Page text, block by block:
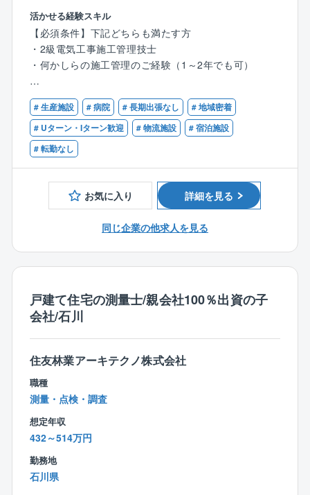
施主がJR中心で工期にゆとりがあり、残業を減らす事
ができています。
・残業は月30h程
・ほとんどの現場で4週8休を実現（休日出勤した際
は、振替休日の取得を制度化）
・GW、お盆、年末年始は工事中止期間となり有休使用
により長期休暇を取得可能。（JR工事）
■大鉄工業（株）について
1943年設立で、JR西日本グループの工事会社として、
一貫して鉄道を中心とした公共インフラの整備を担っ
現在は、ＪＲ西日本グループ最大の総合建設業という
創業以来、黒字経営を継続し、自己資本比率は７０％
を超えます。
自社の中に、新設現場だけでなくメンテナンス現場も
扱っているのは他ゼネコンと比べ特徴的であり、且つ
今後の建設業として強みとなります。
■組織構成について
・土木部門には現在約500名の社員が在籍
・現在、120名程度のキャリア採用の方が様々な工事で
活躍しています
・配属組織は、大きく分けて新設部門とメンテナンス
部門の2部門に分かれる
・配属先は、応募者様のキャリアや事情を考慮して決
事です。
【具体的には】
電気工事の施工管理業務をお任せします。
・施工会社とのお打ち合わせ
・見積もり作成
・管理資料の作成
・協力会社の管理
・社内での人員配置
・実行予算の作成など
〈対象工事〉
工場や病院、商業施設などの
・配電線工事
・屋内外配線工事
電力会社からご依頼いただく各種工事をはじめ、一般
住宅向け内線工事や通信工事まで広く対応しているた
め、今後も安定した受注数が見込めます。
■工期
・2～3ヶ月のものもあれば半年～1年の案件もありま
す。
■案件エリア
・石川県加賀市に限、出張や転勤はございません。
【早期キャリアアップ】
活かせる経験スキル
【必須条件】下記どちらも満たす方
・2級電気工事施工管理技士
・何かしらの施工管理のご経験（1～2年でも可）
【歓迎条件】
・1級電気工事施工管理技士
・公共工事の現場代理人のご経験
・箱もの電気設備のご経験
# 生産施設 # 病院 # 長期出張なし
# 地域密着
# Uターン・Iターン歓迎
# 物流施設
# 宿泊施設
# 転勤なし
お気に入り 詳細を見る
同じ企業の他求人を見る
戸建て住宅の測量士/親会社100％出資の子
会社/石川
住友林業アーキテクノ株式会社
職種
測量・点検・調査
想定年収
432～514万円
勤務地
石川県